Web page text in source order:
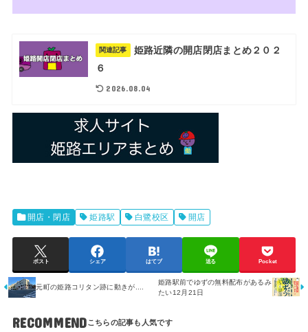
関連記事
姫路近隣の開店閉店まとめ２０２
６
2026.08.04
開店・閉店 姫路駅 白鷺校区 開店
ポスト シェア はてブ 送る Pocket
元町の姫路コリタン跡に動きが....
姫路駅前でゆずの無料配布があるみ
たい12月21日
RECOMMEND